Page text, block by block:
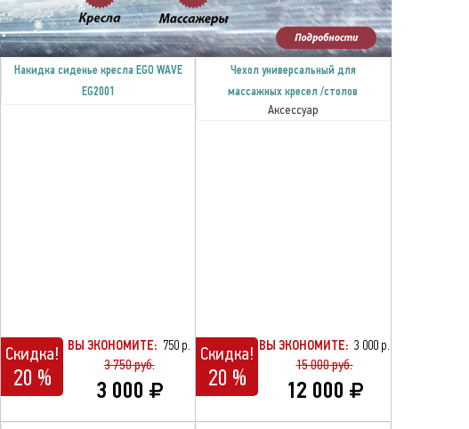
Накидка сиденье кресла EGO WAVE
EG2001
Скидка!
20 %
ВЫ ЭКОНОМИТЕ: 750 р.
3 750 руб.
3 000
Чехол универсальный для
массажных кресел /столов
Аксессуар
Скидка!
20 %
ВЫ ЭКОНОМИТЕ: 3 000 р.
15 000 руб.
12 000